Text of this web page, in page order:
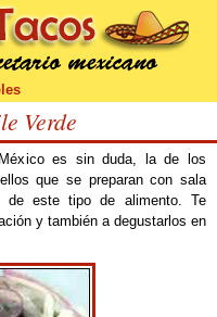
Verde
es sin duda, la de los
que se preparan con sala
de este tipo de alimento. Te
y también a degustarlos en